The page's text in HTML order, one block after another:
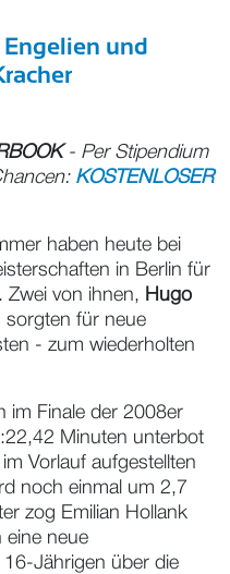
und
- Per Stipendium
KOSTENLOSER
haben heute bei
in Berlin für
Zwei von ihnen, Hugo
sorgten für neue
- zum wiederholten
im Finale der 2008er
Minuten unterbot
Vorlauf aufgestellten
noch einmal um 2,7
zog Emilian Hollank
eine neue
Jährigen über die